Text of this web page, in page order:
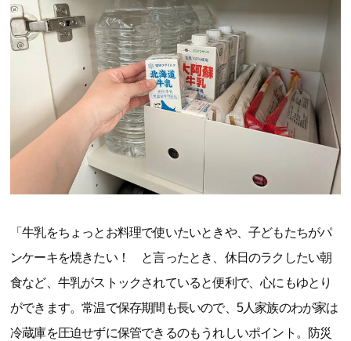
「牛乳をちょっとお料理で使いたいときや、子どもたちがパ
ンケーキを焼きたい！ と言ったとき、休日のラクしたい朝
食など、牛乳がストックされていると便利で、心にもゆとり
ができます。常温で保存期間も長いので、5人家族のわが家は
冷蔵庫を圧迫せずに保管できるのもうれしいポイント。防災